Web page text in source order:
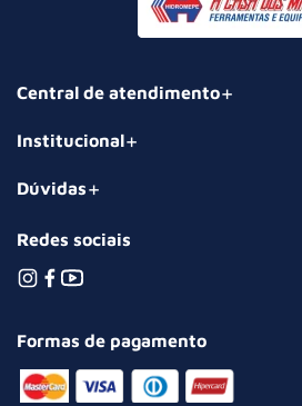
Central de atendimento
Institucional
Dúvidas
Redes sociais
Formas de pagamento